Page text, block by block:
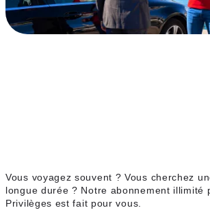
Vous voyagez souvent ? Vous cherchez
longue durée ? Notre abonnement illimité
Privilèges est fait pour vous.